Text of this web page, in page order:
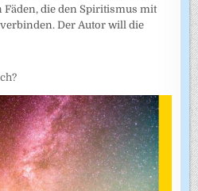
Fäden, die den Spiritismus mit
Der Autor will die